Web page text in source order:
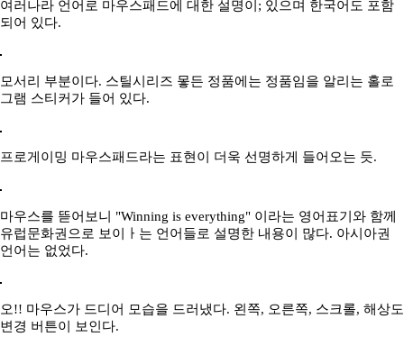
여러나라 언어로 마우스패드에 대한 설명이; 있으며 한국어도 포함
되어 있다.
모서리 부분이다. 스틸시리즈 뫃든 정품에는 정품임을 알리는 홀로
그램 스티커가 들어 있다.
프로게이밍 마우스패드라는 표현이 더욱 선명하게 들어오는 듯.
마우스를 뜯어보니 "Winning is everything" 이라는 영어표기와 함께
유럽문화권으로 보이ㅏ는 언어들로 설명한 내용이 많다. 아시아권
언어는 없었다.
오!! 마우스가 드디어 모습을 드러냈다. 왼쪽, 오른쪽, 스크롤, 해상도
변경 버튼이 보인다.